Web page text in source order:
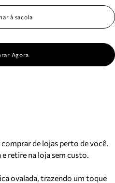
à sacola
Agora
de lojas perto de você.
retire na loja sem custo.
ovalada, trazendo um toque